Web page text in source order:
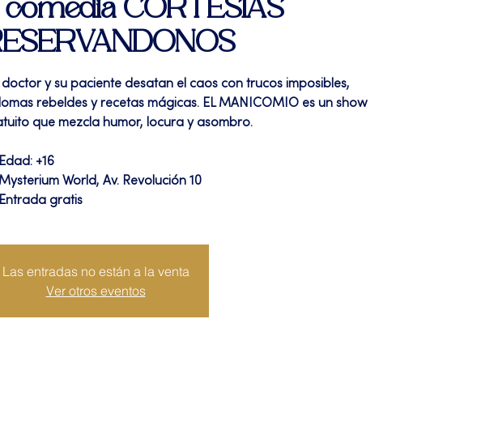
CORTESÍAS
doctor y su paciente desatan el caos con trucos imposibles,
rebeldes y recetas mágicas. EL MANICOMIO es un show
que mezcla humor, locura y asombro.
+16
World, Av. Revolución 10
gratis
Las entradas no están a la venta
Ver otros eventos